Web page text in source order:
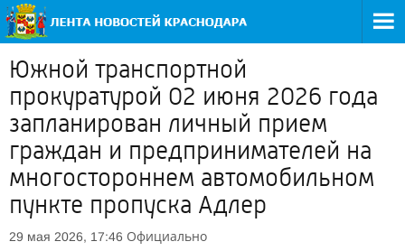
Южной транспортной
прокуратурой 02 июня 2026 года
запланирован личный прием
граждан и предпринимателей на
многостороннем автомобильном
пункте пропуска Адлер
29 мая 2026, 17:46 Официально